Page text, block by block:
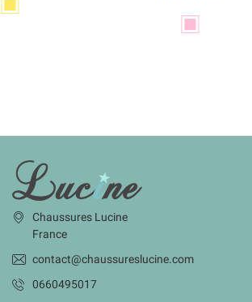
INFORMATIONS
Chaussures Lucine
France
contact@chaussureslucine.com
0660495017